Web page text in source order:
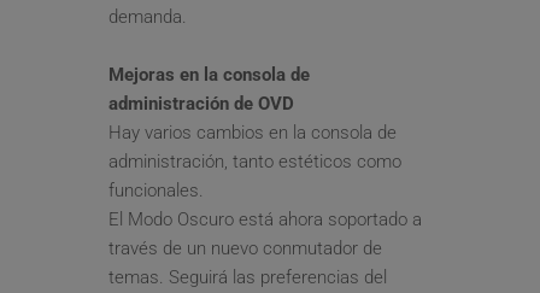
demanda.
Mejoras en la consola de
administración de OVD
Hay varios cambios en la consola de
administración, tanto estéticos como
funcionales.
El Modo Oscuro está ahora soportado a
través de un nuevo conmutador de
temas. Seguirá las preferencias del